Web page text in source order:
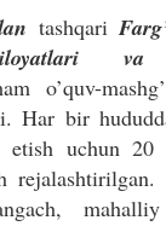
tashqari
va
o’quv-
Har bir
etish uchun 20